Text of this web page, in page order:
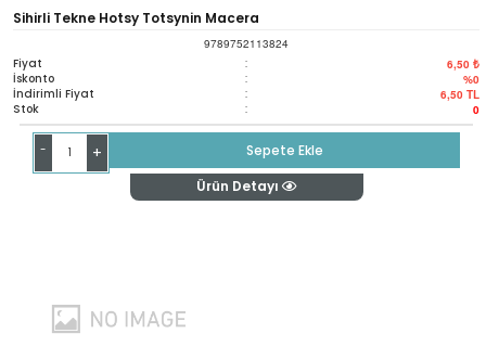
Sihirli Tekne Hotsy Totsynin Macera
9789752113824
Fiyat : 6,50 ₺
İskonto : %0
İndirimli Fiyat : 6,50 TL
Stok : 0
- +
Sepete Ekle
Ürün Detayı